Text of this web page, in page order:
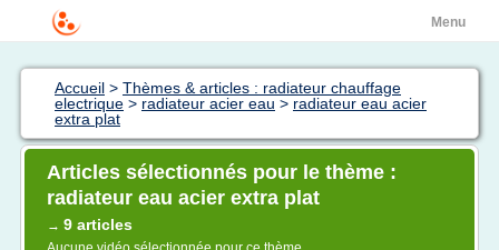
Menu
Accueil > Thèmes & articles : radiateur chauffage
electrique > radiateur acier eau > radiateur eau acier
extra plat
Articles sélectionnés pour le thème :
radiateur eau acier extra plat
→ 9 articles